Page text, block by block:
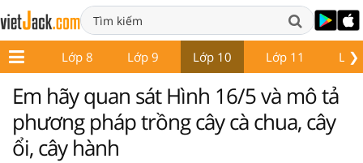
❯
7 Lớp 8 Lớp 9 Lớp 10 Lớp 11
Em hãy quan sát Hình 16/5 và mô tả
phương pháp trồng cây cà chua, cây
ổi, cây hành